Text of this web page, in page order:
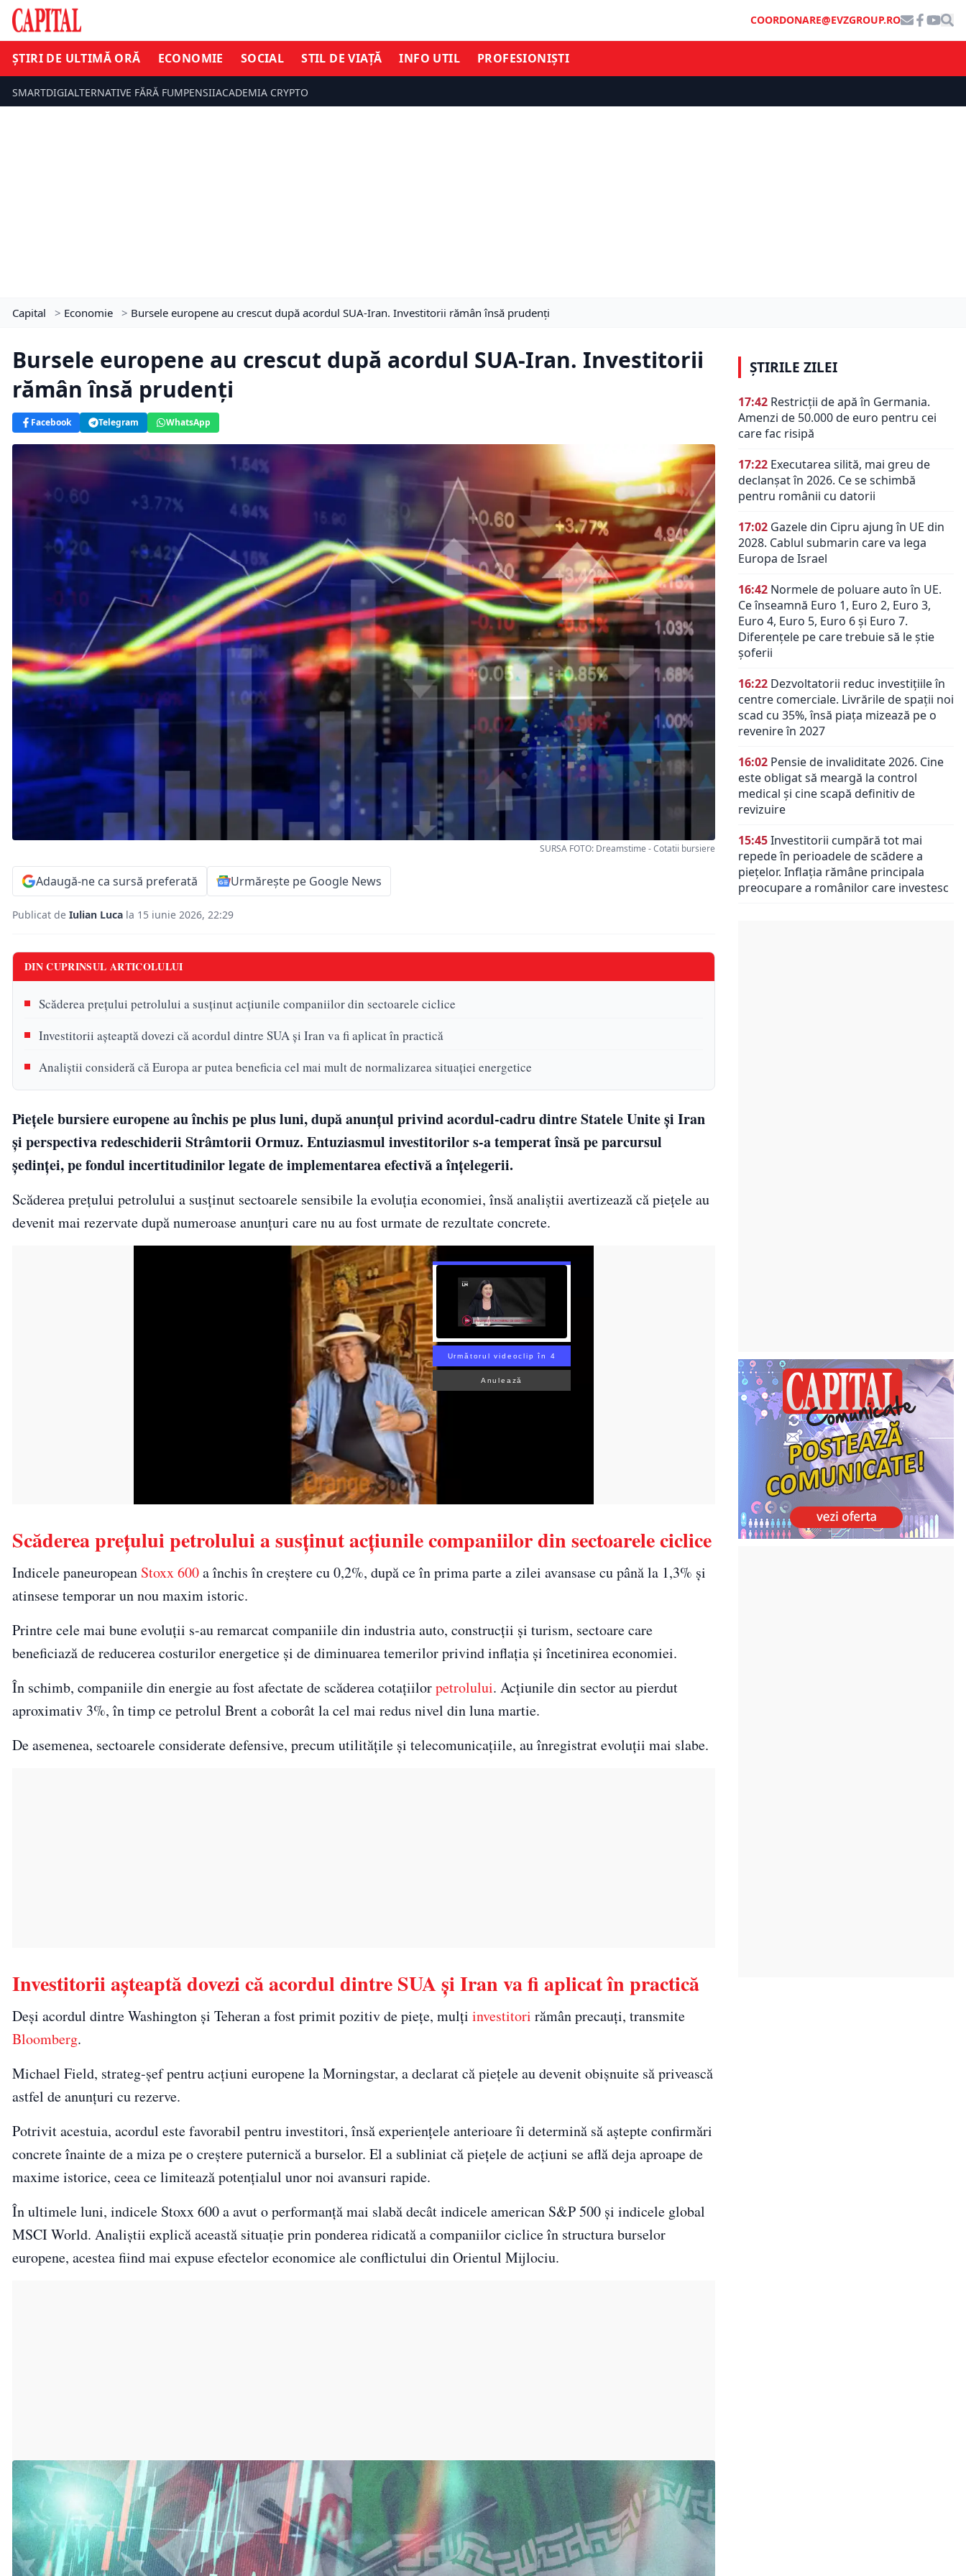
COORDONARE@EVZGROUP.RO
ȘTIRI DE ULTIMĂ ORĂ ECONOMIE SOCIAL STIL DE VIAȚĂ INFO UTIL PROFESIONIȘTI
SMARTDIGIALTERNATIVE FĂRĂ FUMPENSIIACADEMIA CRYPTO
Capital > Economie > Bursele europene au crescut după acordul SUA-Iran. Investitorii rămân însă prudenți
Bursele europene au crescut după acordul SUA-Iran. Investitorii
rămân însă prudenți
Facebook Telegram WhatsApp
SURSA FOTO: Dreamstime - Cotatii bursiere
Adaugă-ne ca sursă preferată Urmărește pe Google News
Publicat de Iulian Luca la 15 iunie 2026, 22:29
DIN CUPRINSUL ARTICOLULUI
Scăderea prețului petrolului a susținut acțiunile companiilor din sectoarele ciclice
Investitorii așteaptă dovezi că acordul dintre SUA și Iran va fi aplicat în practică
Analiștii consideră că Europa ar putea beneficia cel mai mult de normalizarea situației energetice
Piețele bursiere europene au închis pe plus luni, după anunțul privind acordul-cadru dintre Statele Unite și Iran
și perspectiva redeschiderii Strâmtorii Ormuz. Entuziasmul investitorilor s-a temperat însă pe parcursul
ședinței, pe fondul incertitudinilor legate de implementarea efectivă a înțelegerii.
Scăderea prețului petrolului a susținut sectoarele sensibile la evoluția economiei, însă analiștii avertizează că piețele au
devenit mai rezervate după numeroase anunțuri care nu au fost urmate de rezultate concrete.
Următorul videoclip în 3
Anulează
Scăderea prețului petrolului a susținut acțiunile companiilor din sectoarele ciclice
Indicele paneuropean Stoxx 600a închis în creștere cu 0,2%, după ce în prima parte a zilei avansase cu până la 1,3% și
atinsese temporar un nou maxim istoric.
Printre cele mai bune evoluții s-au remarcat companiile din industria auto, construcții și turism, sectoare care
beneficiază de reducerea costurilor energetice și de diminuarea temerilor privind inflația și încetinirea economiei.
În schimb, companiile din energie au fost afectate de scăderea cotațiilorpetrolului. Acțiunile din sector au pierdut
aproximativ 3%, în timp ce petrolul Brent a coborât la cel mai redus nivel din luna martie.
De asemenea, sectoarele considerate defensive, precum utilitățile și telecomunicațiile, au înregistrat evoluții mai slabe.
Investitorii așteaptă dovezi că acordul dintre SUA și Iran va fi aplicat în practică
Deși acordul dintre Washington și Teheran a fost primit pozitiv de piețe, mulți investitori rămân precauți, transmite
Bloomberg.
Michael Field, strateg-șef pentru acțiuni europene la Morningstar, a declarat că piețele au devenit obișnuite să privească
astfel de anunțuri cu rezerve.
Potrivit acestuia, acordul este favorabil pentru investitori, însă experiențele anterioare îi determină să aștepte confirmări
concrete înainte de a miza pe o creștere puternică a burselor. El a subliniat că piețele de acțiuni se află deja aproape de
maxime istorice, ceea ce limitează potențialul unor noi avansuri rapide.
În ultimele luni, indicele Stoxx 600 a avut o performanță mai slabă decât indicele american S&P 500 și indicele global
MSCI World. Analiștii explică această situație prin ponderea ridicată a companiilor ciclice în structura burselor
europene, acestea fiind mai expuse efectelor economice ale conflictului din Orientul Mijlociu.
ȘTIRILE ZILEI
17:42 Restricții de apă în Germania.
Amenzi de 50.000 de euro pentru cei
care fac risipă
17:22 Executarea silită, mai greu de
declanșat în 2026. Ce se schimbă
pentru românii cu datorii
17:02 Gazele din Cipru ajung în UE din
2028. Cablul submarin care va lega
Europa de Israel
16:42 Normele de poluare auto în UE.
Ce înseamnă Euro 1, Euro 2, Euro 3,
Euro 4, Euro 5, Euro 6 și Euro 7.
Diferențele pe care trebuie să le știe
șoferii
16:22 Dezvoltatorii reduc investițiile în
centre comerciale. Livrările de spații noi
scad cu 35%, însă piața mizează pe o
revenire în 2027
16:02 Pensie de invaliditate 2026. Cine
este obligat să meargă la control
medical și cine scapă definitiv de
revizuire
15:45Investitorii cumpără tot mai
repede în perioadele de scădere a
piețelor. Inflația rămâne principala
preocupare a românilor care investesc